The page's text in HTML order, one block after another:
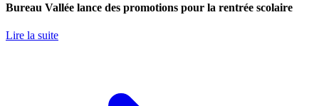
Bureau Vallée lance des promotions pour la rentrée scolaire
Lire la suite